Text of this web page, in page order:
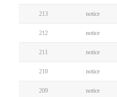
213 notice
212 notice
211 notice
210 notice
209 notice